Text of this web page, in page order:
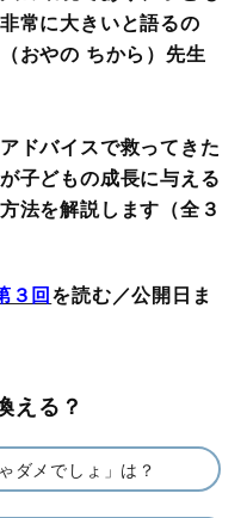
常に大きいと語るの
おやの ちから）先生
ドバイスで救ってきた
子どもの成長に与える
法を解説します（全３
３回を読む／公開日ま
える？
ダメでしょ」は？